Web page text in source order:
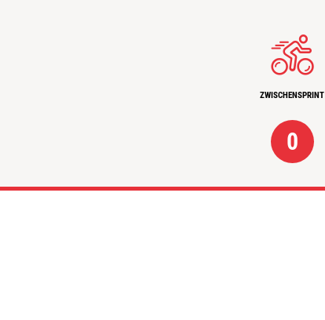
ZWISCHENSPRINT
0